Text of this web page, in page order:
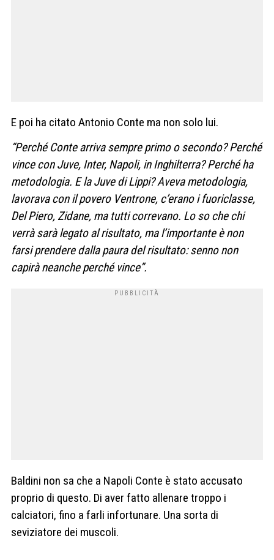
E poi ha citato Antonio Conte ma non solo lui.
“Perché Conte arriva sempre primo o secondo? Perché
vince con Juve, Inter, Napoli, in Inghilterra? Perché ha
metodologia. E la Juve di Lippi? Aveva metodologia,
lavorava con il povero Ventrone, c’erano i fuoriclasse,
Del Piero, Zidane, ma tutti correvano. Lo so che chi
verrà sarà legato al risultato, ma l’importante è non
farsi prendere dalla paura del risultato: senno non
capirà neanche perché vince”.
Baldini non sa che a Napoli Conte è stato accusato
proprio di questo. Di aver fatto allenare troppo i
calciatori, fino a farli infortunare. Una sorta di
seviziatore dei muscoli.